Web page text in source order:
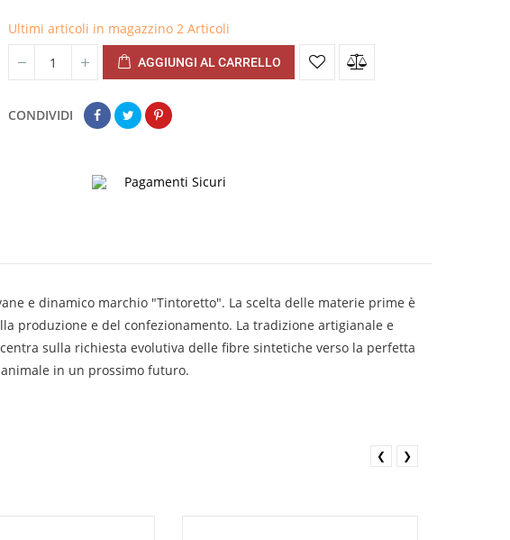
Ultimi articoli in magazzino 2 Articoli
AGGIUNGI AL CARRELLO
CONDIVIDI
Pagamenti Sicuri
e dinamico marchio "Tintoretto". La scelta delle materie prime è
produzione e del confezionamento. La tradizione artigianale e
sulla richiesta evolutiva delle fibre sintetiche verso la perfetta
in un prossimo futuro.
❮ ❯